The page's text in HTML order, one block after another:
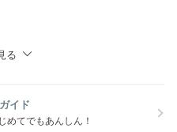
る
イド
めてでもあんしん！